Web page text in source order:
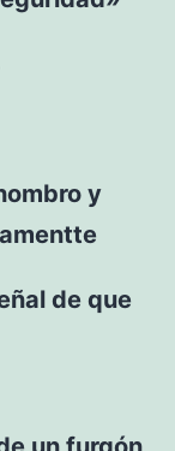
y
de que